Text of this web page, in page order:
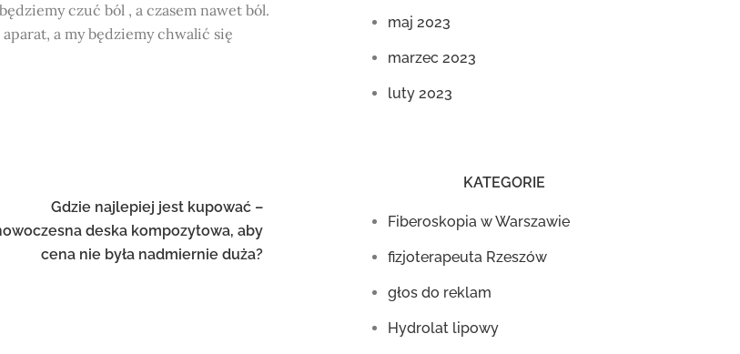
czuć ból , a czasem nawet ból.
a my będziemy chwalić się
Gdzie najlepiej jest kupować –
deska kompozytowa, aby
cena nie była nadmiernie duża?
maj 2023
marzec 2023
luty 2023
KATEGORIE
Fiberoskopia w Warszawie
fizjoterapeuta Rzeszów
głos do reklam
Hydrolat lipowy